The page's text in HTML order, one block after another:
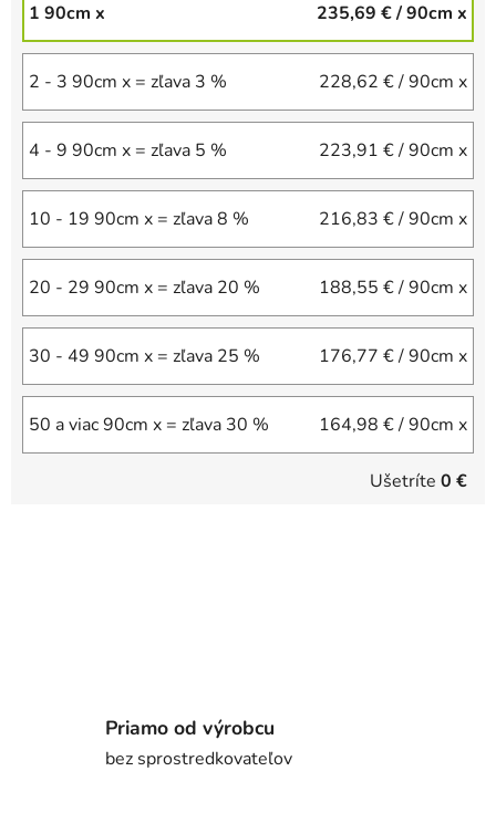
1 90cm x 235,69 €/ 90cm x
2 - 3 90cm x = zľava 3 % 228,62 €/ 90cm x
4 - 9 90cm x = zľava 5 % 223,91 €/ 90cm x
10 - 19 90cm x = zľava 8 % 216,83 €/ 90cm x
20 - 29 90cm x = zľava 20 % 188,55 €/ 90cm x
30 - 49 90cm x = zľava 25 % 176,77 €/ 90cm x
50 a viac 90cm x = zľava 30 % 164,98 €/ 90cm x
Ušetríte 0 €
Priamo od výrobcu
bez sprostredkovateľov